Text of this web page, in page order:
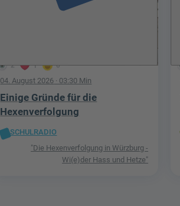
2 1 0
04. August 2026 · 03:30 Min
Einige Gründe für die
Hexenverfolgung
SCHULRADIO
"Die Hexenverfolgung in Würzburg -
Wi(e)der Hass und Hetze"